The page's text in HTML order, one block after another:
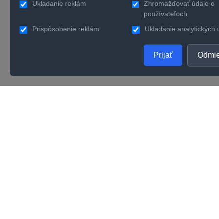
Ukladanie reklám
Zhromažďovať údaje o
používateľoch
Prispôsobenie reklám
Ukladanie analytických
Prijať